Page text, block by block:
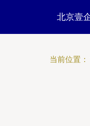
北京壹
当前位置：